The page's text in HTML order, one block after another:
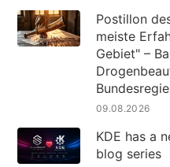
Postillon
meiste
Gebiet" –
09.08.2026
KDE has a
blog series